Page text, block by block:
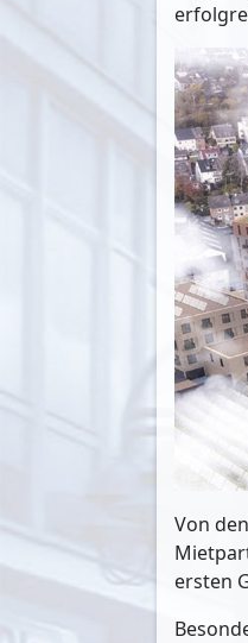
Von
ersten